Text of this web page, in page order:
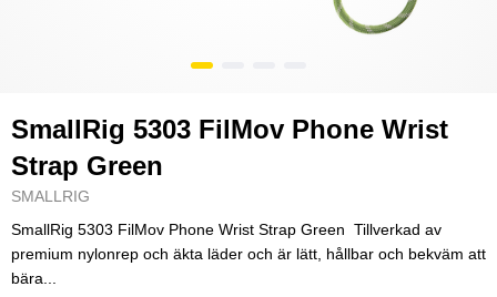
SmallRig 5303 FilMov Phone Wrist
Strap Green
SMALLRIG
SmallRig 5303 FilMov Phone Wrist Strap Green Tillverkad av
premium nylonrep och äkta läder och är lätt, hållbar och bekväm att
bära...